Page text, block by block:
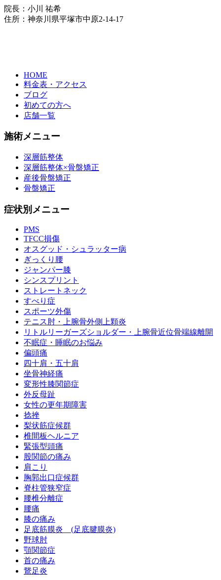
院長：小川 祐希
住所：神奈川県平塚市中原2-14-17
HOME
料金表・アクセス
ブログ
初めての方へ
店舗一覧
施術メニュー
深層筋整体
深層筋整体×骨盤矯正
産後骨盤矯正
骨盤矯正
症状別メニュー
PMS
TFCC損傷
オスグッド・シュラッター病
ぎっくり腰
ジャンパー膝
シンスプリント
ストレートネック
すべり症
スポーツ外傷
テニス肘・上腕骨外側上顆炎
リトルリーガーズショルダー・上腕骨近位骨端線離開
不眠症・睡眠のお悩み
偏頭痛
四十肩・五十肩
坐骨神経痛
変形性膝関節症
外反母趾
女性の更年期障害
捻挫
梨状筋症候群
椎間板ヘルニア
緊張型頭痛
股関節の痛み
肩こり
胸郭出口症候群
脊柱管狭窄症
腰椎分離症
腰痛
膝の痛み
足底筋膜炎 (足底腱膜炎)
野球肘
顎関節症
首の痛み
鵞足炎